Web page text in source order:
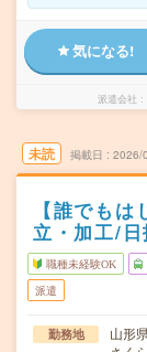
気になる!
派遣会社
未読 掲載日 2026/
【誰でも
立・加工/
職種未経験OK
派遣
勤務地
山形